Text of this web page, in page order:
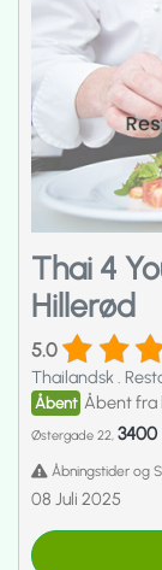
Thai 4
Hillerød
5.0
Thailandsk.
Åbent Åbent fra
Østergade 22, 3400
Åbningstider og
08 Juli 2025